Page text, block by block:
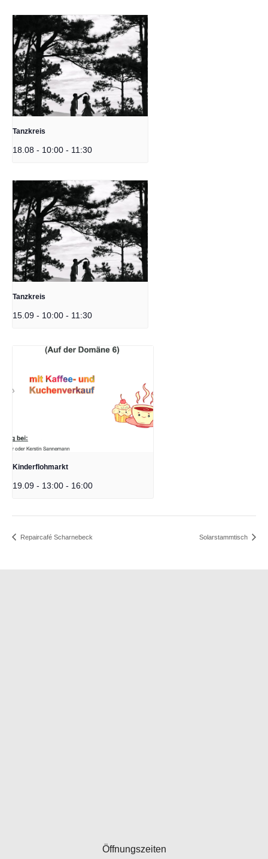
Tanzkreis
18.08 - 10:00 - 11:30
Tanzkreis
15.09 - 10:00 - 11:30
Kinderflohmarkt
19.09 - 13:00 - 16:00
Repaircafé Scharnebeck Solarstammtisch
Öffnungszeiten